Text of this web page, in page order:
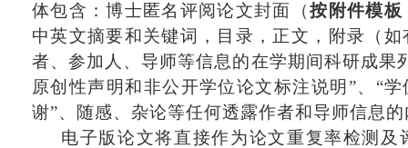
体包含：博士匿名评阅论文封面
（按附件模板
中英文摘要和关键词，目录，正文，附录（
者、参加人、导师等信息的在学期间科研成果
原创性声明和非公开学位论文标注说明”、“
谢”、随感、杂论等任何透露作者和导师信息
电子版论文将直接作为论文重复率检测及